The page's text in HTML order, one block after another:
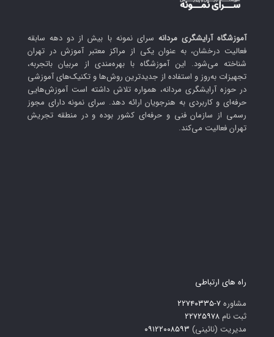
آموزشگاه آرایشگری مردانه سرای نمونه با بیش از دو دهه سابقه
فعالیت درخشان، به عنوان یکی از مراکز معتبر آموزش در تهران
شناخته می‌شود. این آموزشگاه با بهره‌مندی از مربیان باتجربه،
تجهیزات به‌روز و استفاده از جدیدترین روش‌ها و تکنیک‌های آموزشی
در حوزه آرایشگری مردانه، همواره تلاش داشته است آموزش‌هایی
حرفه‌ای و کاربردی به هنرجویان ارائه دهد. سرای نمونه دارای مجوز
رسمی از سازمان فنی و حرفه‌ای کشور بوده و در منطقه تجریش
تهران فعالیت می‌کند.
راه های ارتباطی
مشاوره۷-۲۲۷۴۰۳۳۵
ثبت نام ۲۲۷۲۵۹۷۸
مدیریت (نائینی) ۰۹۱۲۲۰۰۸۵۹۳